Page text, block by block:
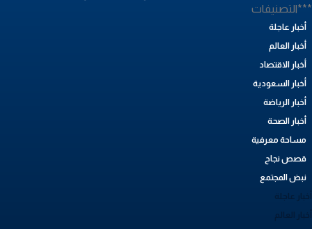
أخبار عاجلة
أخبار العالم
أخبار الاقتصاد
أخبار السعودية
أخبار الرياضة
أخبار الصحة
مساحة معرفية
قصص نجاح
نبض المجتمع
عاجلة
العالم